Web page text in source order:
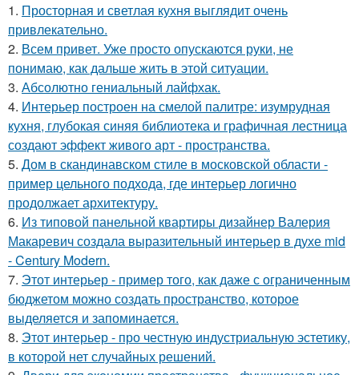
1. Просторная и светлая кухня выглядит очень
привлекательно.
2. Всем привет. Уже просто опускаются руки, не
понимаю, как дальше жить в этой ситуации.
3. Абсолютно гениальный лайфхак.
4. Интерьер построен на смелой палитре: изумрудная
кухня, глубокая синяя библиотека и графичная лестница
создают эффект живого арт - пространства.
5. Дом в скандинавском стиле в московской области -
пример цельного подхода, где интерьер логично
продолжает архитектуру.
6. Из типовой панельной квартиры дизайнер Валерия
Макаревич создала выразительный интерьер в духе mid
- Century Modern.
7. Этот интерьер - пример того, как даже с ограниченным
бюджетом можно создать пространство, которое
выделяется и запоминается.
8. Этот интерьер - про честную индустриальную эстетику,
в которой нет случайных решений.